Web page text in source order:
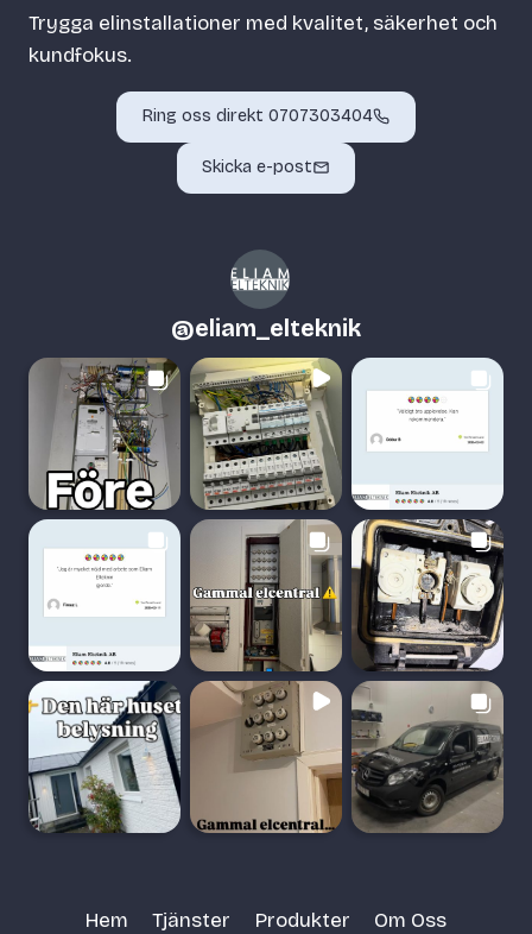
Trygga elinstallationer med kvalitet, säkerhet och
kundfokus.
Ring oss direkt 0707303404
Skicka e-post
@eliam_elteknik
Hem Tjänster Produkter Om Oss